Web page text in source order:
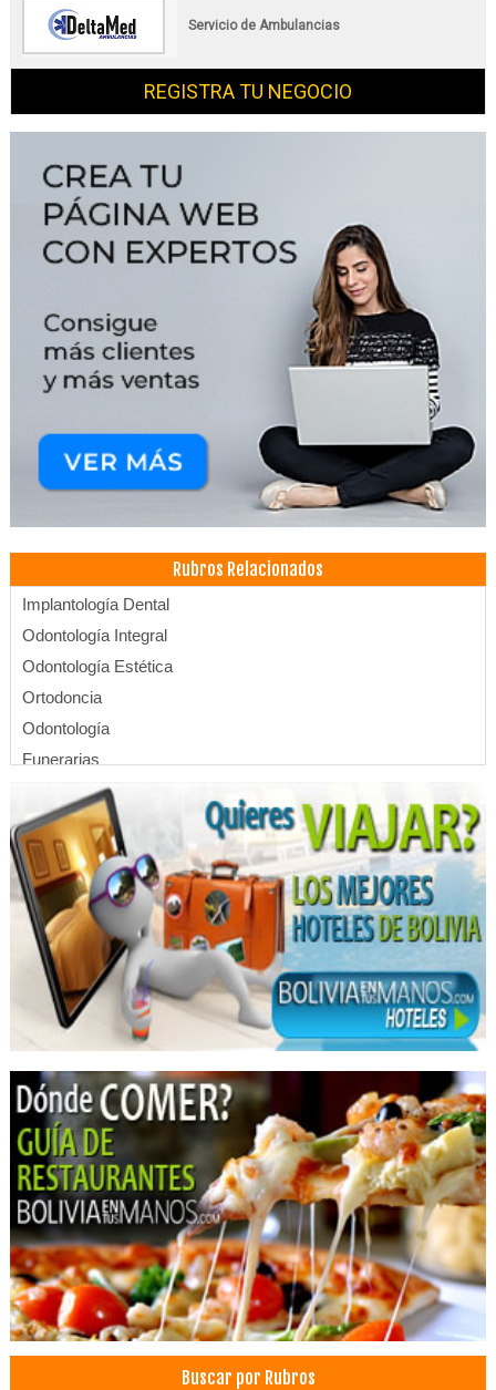
Servicio de Ambulancias
REGISTRA TU NEGOCIO
Rubros Relacionados
Implantología Dental
Odontología Integral
Odontología Estética
Ortodoncia
Odontología
Funerarias
Previsoras
Servicios Exequiales
Ataudes
Funerales
Cementerios
Salones Velatorios
Cremaciones
Parque Cementerio
Cementerio jardín
Equipos médicos
Equipamiento médico
Equipos e insumos hospitalarios
Equipo para Laboratorio
Equipo e Instrumental Médico, Hospitalario
Instrumental e Insumos de Laboratorio
Instrumental e Insumos Médicos
Importación de Insumos Dentales
Insumos de medicina
Buscar por Rubros